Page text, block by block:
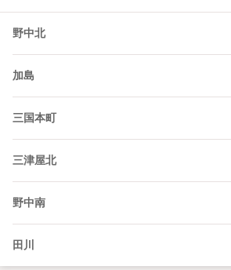
野中北
加島
三国本町
三津屋北
野中南
田川